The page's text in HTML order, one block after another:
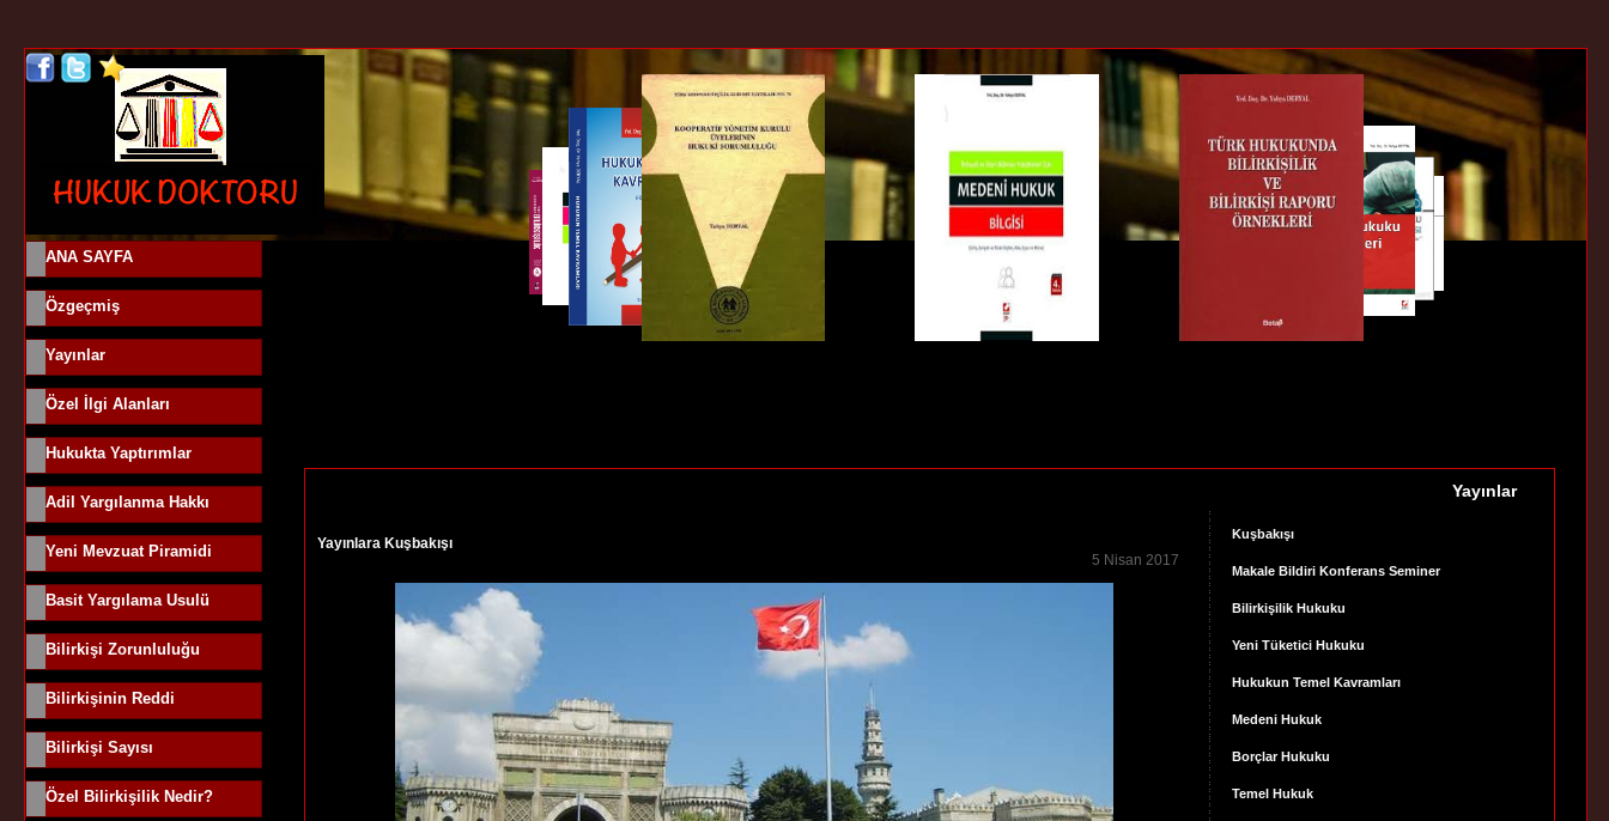
ANA SAYFA
Özgeçmiş
Yayınlar
Özel İlgi Alanları
Hukukta Yaptırımlar
Adil Yargılanma Hakkı
Yeni Mevzuat Piramidi
Basit Yargılama Usulü
Bilirkişi Zorunluluğu
Bilirkişinin Reddi
Bilirkişi Sayısı
Özel Bilirkişilik Nedir?
Yayınlar
Yayınlara Kuşbakışı
5 Nisan 2017
Kuşbakışı
Makale Bildiri Konferans Seminer
Bilirkişilik Hukuku
Yeni Tüketici Hukuku
Hukukun Temel Kavramları
Medeni Hukuk
Borçlar Hukuku
Temel Hukuk